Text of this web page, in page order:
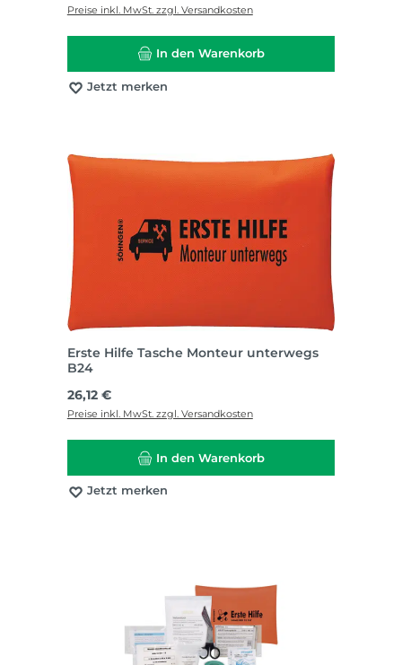
Preise inkl. MwSt. zzgl. Versandkosten
In den Warenkorb
Jetzt merken
Erste Hilfe Tasche Monteur unterwegs
B24
Regulärer Preis:
26,12 €
Preise inkl. MwSt. zzgl. Versandkosten
In den Warenkorb
Jetzt merken